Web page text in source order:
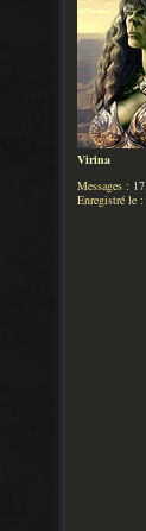
Virina
Messages : 17
Enregistré le :